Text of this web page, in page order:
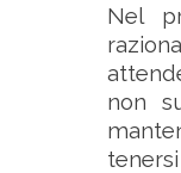
Nel
non